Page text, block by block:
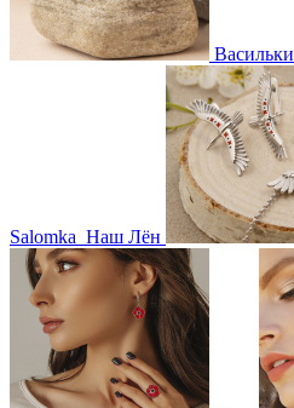
Васильки
Salomka Наш Лён